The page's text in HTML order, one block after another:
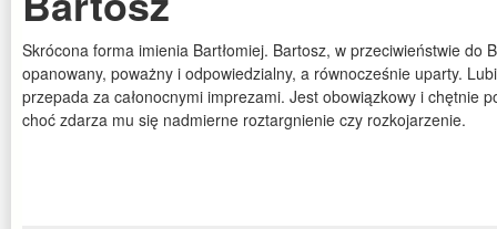
Skrócona forma imienia Bartłomiej. Bartosz, w przeciwieństwie do
opanowany, poważny i odpowiedzialny, a równocześnie uparty.
przepada za całonocnymi imprezami. Jest obowiązkowy i chętnie
choć zdarza mu się nadmierne roztargnienie czy rozkojarzenie.